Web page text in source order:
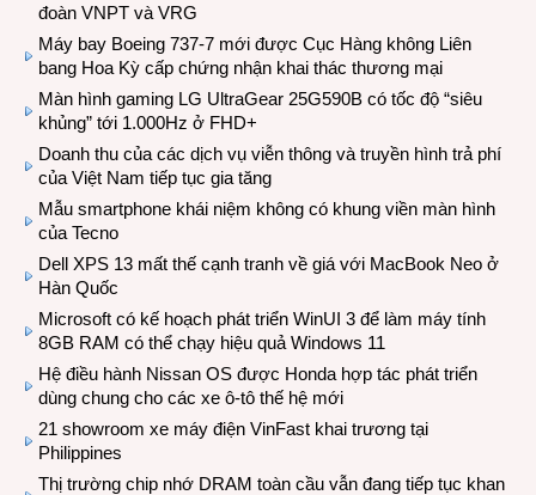
đoàn VNPT và VRG
Máy bay Boeing 737-7 mới được Cục Hàng không Liên
bang Hoa Kỳ cấp chứng nhận khai thác thương mại
Màn hình gaming LG UltraGear 25G590B có tốc độ “siêu
khủng” tới 1.000Hz ở FHD+
Doanh thu của các dịch vụ viễn thông và truyền hình trả phí
của Việt Nam tiếp tục gia tăng
Mẫu smartphone khái niệm không có khung viền màn hình
của Tecno
Dell XPS 13 mất thế cạnh tranh về giá với MacBook Neo ở
Hàn Quốc
Microsoft có kế hoạch phát triển WinUI 3 để làm máy tính
8GB RAM có thể chạy hiệu quả Windows 11
Hệ điều hành Nissan OS được Honda hợp tác phát triển
dùng chung cho các xe ô-tô thế hệ mới
21 showroom xe máy điện VinFast khai trương tại
Philippines
Thị trường chip nhớ DRAM toàn cầu vẫn đang tiếp tục khan